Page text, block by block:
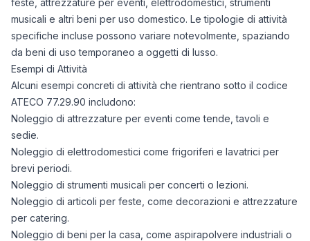
feste, attrezzature per eventi, elettrodomestici, strumenti
musicali e altri beni per uso domestico. Le tipologie di attività
specifiche incluse possono variare notevolmente, spaziando
da beni di uso temporaneo a oggetti di lusso.
Esempi di Attività
Alcuni esempi concreti di attività che rientrano sotto il codice
ATECO 77.29.90 includono:
Noleggio di attrezzature per eventi come tende, tavoli e
sedie.
Noleggio di elettrodomestici come frigoriferi e lavatrici per
brevi periodi.
Noleggio di strumenti musicali per concerti o lezioni.
Noleggio di articoli per feste, come decorazioni e attrezzature
per catering.
Noleggio di beni per la casa, come aspirapolvere industriali o